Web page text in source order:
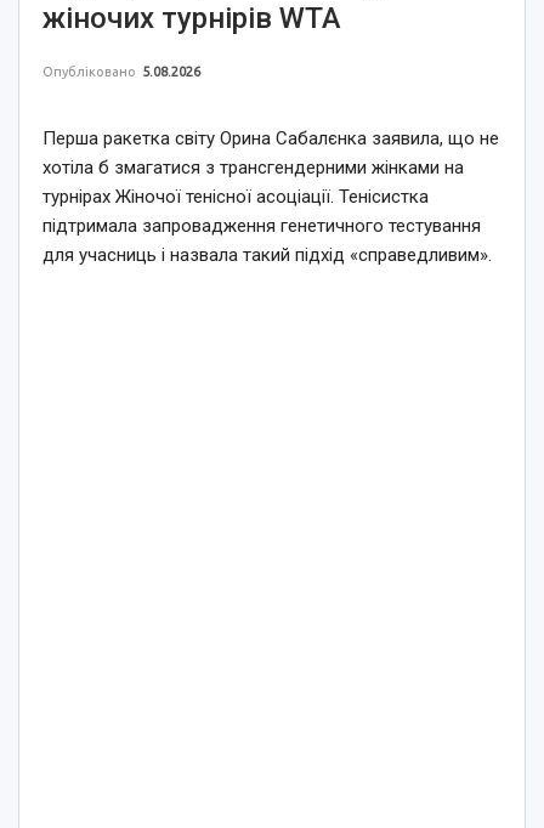
жіночих турнірів WTA
Опубліковано 5.08.2026
Перша ракетка світу Орина Сабалєнка заявила, що не
хотіла б змагатися з трансгендерними жінками на
турнірах Жіночої тенісної асоціації. Тенісистка
підтримала запровадження генетичного тестування
для учасниць і назвала такий підхід «справедливим».